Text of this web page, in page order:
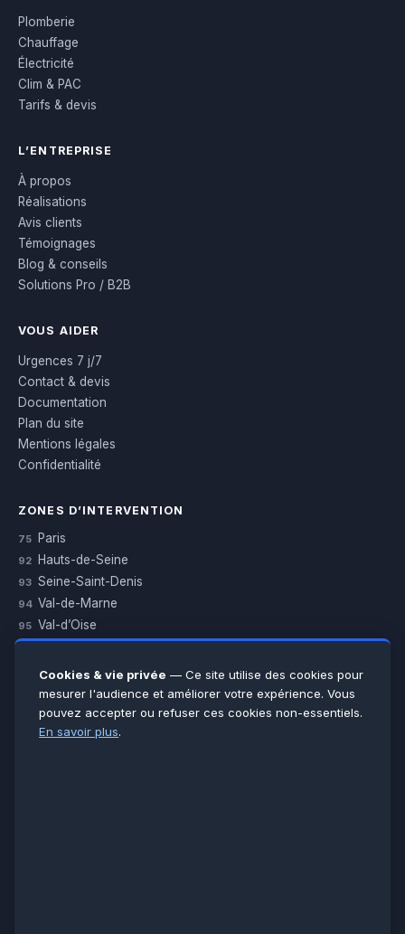
Plomberie
Chauffage
Électricité
Clim & PAC
Tarifs & devis
L’ENTREPRISE
À propos
Réalisations
Avis clients
Témoignages
Blog & conseils
Solutions Pro / B2B
VOUS AIDER
Urgences 7 j/7
Contact & devis
Documentation
Plan du site
Mentions légales
Confidentialité
ZONES D’INTERVENTION
75 Paris
92 Hauts-de-Seine
93 Seine-Saint-Denis
94 Val-de-Marne
95 Val-d’Oise
Essonne
Seine-et-Marne
Voir toutes les villes →
Cookies & vie privée — Ce site utilise des cookies pour
mesurer l'audience et améliorer votre expérience. Vous
pouvez accepter ou refuser ces cookies non-essentiels.
En savoir plus.